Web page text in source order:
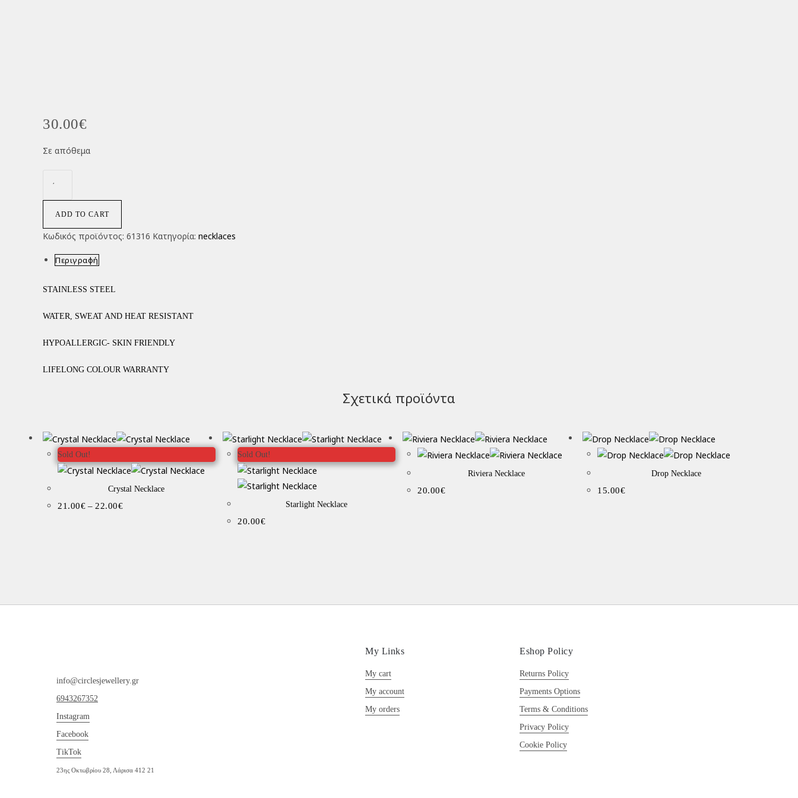
30.00€
Σε απόθεμα
ADD TO CART
Κωδικός προϊόντος: 61316 Κατηγορία: necklaces
Περιγραφή
STAINLESS STEEL
WATER, SWEAT AND HEAT RESISTANT
HYPOALLERGIC- SKIN FRIENDLY
LIFELONG COLOUR WARRANTY
Σχετικά προϊόντα
Sold Out!
Crystal Necklace
21.00€ – 22.00€
Sold Out!
Starlight Necklace
20.00€
Riviera Necklace
20.00€
Drop Necklace
15.00€
info@circlesjewellery.gr
6943267352
Instagram
Facebook
TikTok
23ης Οκτωβρίου 28, Λάρισα 412 21
My Links
My cart
My account
My orders
Eshop Policy
Returns Policy
Payments Options
Terms & Conditions
Privacy Policy
Cookie Policy